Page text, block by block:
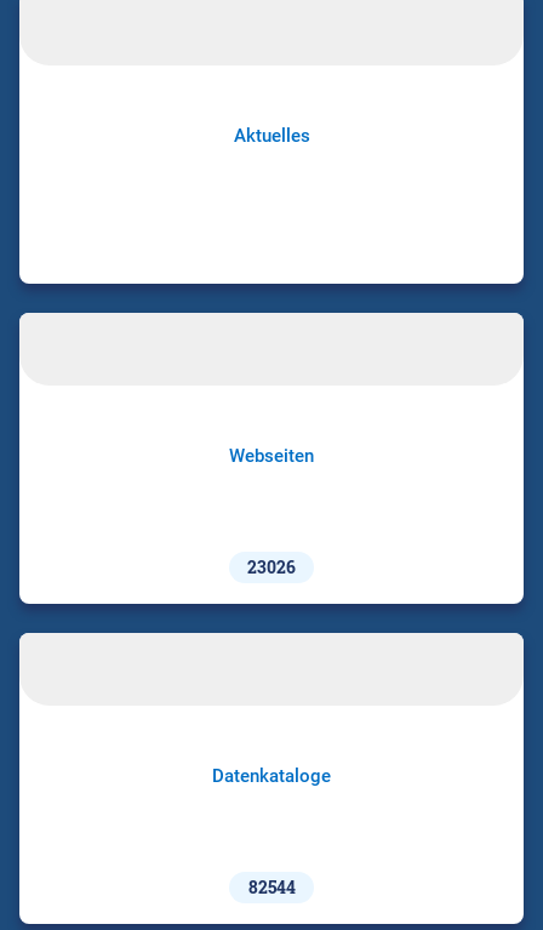
Aktuelles
Webseiten
23026
Datenkataloge
82544